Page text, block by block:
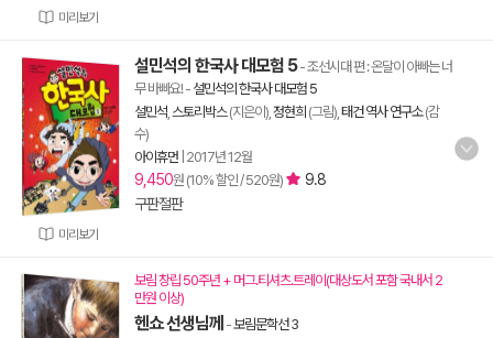
미리보기
미리보기
설민석의 한국사 대모험 5- 조선시대 편 : 온달이 아빠는 너
무 바빠요!- 설민석의 한국사 대모험 5
설민석 스토리박스(지은이), 정현희 (그림), 태건 역사 연구소(감
수)
아이휴먼 2017년 12월
9,450원 (10% 할인 / 520원)
9.8
구판절판
보림 창립 50주년 + 머그.티셔츠.트레이(대상도서 포함 국내서 2
만원 이상)
헨쇼 선생님께 -보림문학선 3